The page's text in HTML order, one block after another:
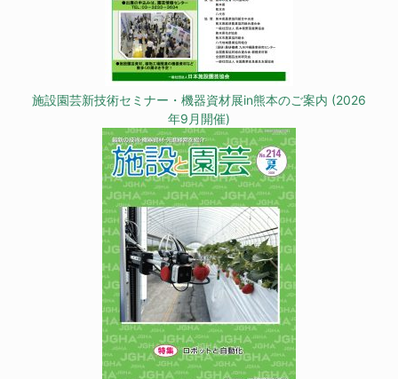
施設園芸新技術セミナー・機器資材展in熊本のご案内 (2026
年9月開催)